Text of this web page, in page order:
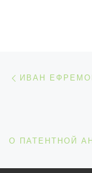
ИВАН
О ПАТЕНТНОЙ